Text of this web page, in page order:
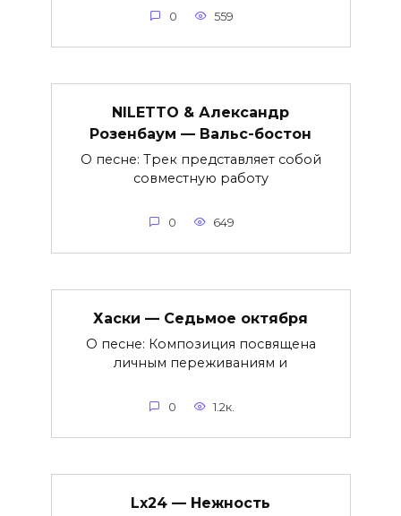
0 559
NILETTO & Александр
Розенбаум — Вальс-бостон
О песне: Трек представляет собой
совместную работу
0 649
Хаски — Седьмое октября
О песне: Композиция посвящена
личным переживаниям и
0 1.2к.
Lx24 — Нежность